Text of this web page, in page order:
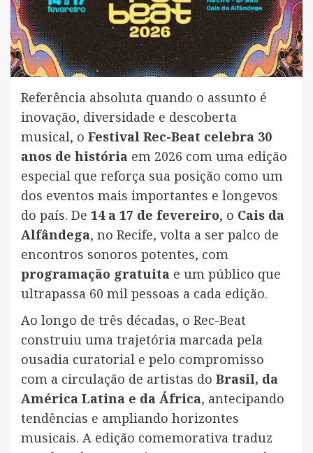
Referência absoluta quando o assunto é
inovação, diversidade e descoberta
musical, o Festival Rec-Beat celebra 30
anos de história em 2026 com uma edição
especial que reforça sua posição como um
dos eventos mais importantes e longevos
do país. De 14 a 17 de fevereiro, o Cais da
Alfândega, no Recife, volta a ser palco de
encontros sonoros potentes, com
programação gratuita e um público que
ultrapassa 60 mil pessoas a cada edição.
Ao longo de três décadas, o Rec-Beat
construiu uma trajetória marcada pela
ousadia curatorial e pelo compromisso
com a circulação de artistas do Brasil, da
América Latina e da África, antecipando
tendências e ampliando horizontes
musicais. A edição comemorativa traduz